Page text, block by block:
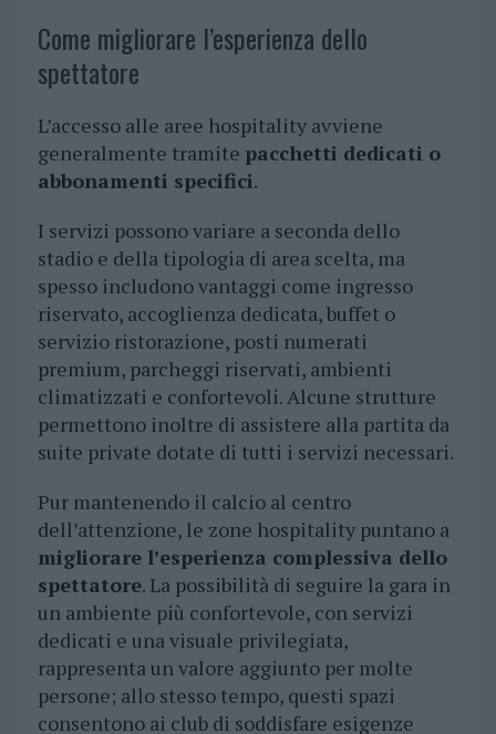
Come migliorare l’esperienza dello
spettatore
L’accesso alle aree hospitality avviene
generalmente tramite pacchetti dedicati o
abbonamenti specifici.
I servizi possono variare a seconda dello
stadio e della tipologia di area scelta, ma
spesso includono vantaggi come ingresso
riservato, accoglienza dedicata, buffet o
servizio ristorazione, posti numerati
premium, parcheggi riservati, ambienti
climatizzati e confortevoli. Alcune strutture
permettono inoltre di assistere alla partita da
suite private dotate di tutti i servizi necessari.
Pur mantenendo il calcio al centro
dell’attenzione, le zone hospitality puntano a
migliorare l’esperienza complessiva dello
spettatore. La possibilità di seguire la gara in
un ambiente più confortevole, con servizi
dedicati e una visuale privilegiata,
rappresenta un valore aggiunto per molte
persone; allo stesso tempo, questi spazi
consentono ai club di soddisfare esigenze